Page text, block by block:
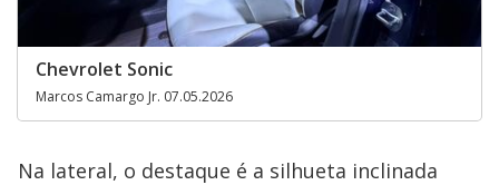
Chevrolet Sonic
Marcos Camargo Jr. 07.05.2026
Na lateral, o destaque é a silhueta inclinada